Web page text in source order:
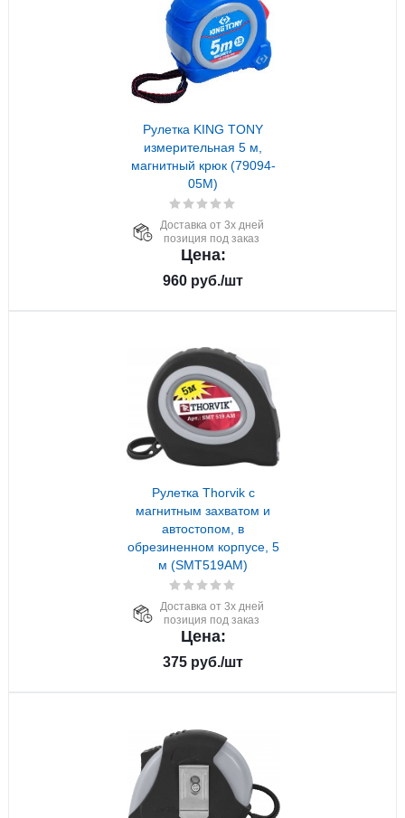
Рулетка KING TONY
измерительная 5 м,
магнитный крюк (79094-
05M)
Доставка от 3х дней
позиция под заказ
Цена:
960 руб./шт
Рулетка Thorvik с
магнитным захватом и
автостопом, в
обрезиненном корпусе, 5
м (SMT519AM)
Доставка от 3х дней
позиция под заказ
Цена:
375 руб./шт